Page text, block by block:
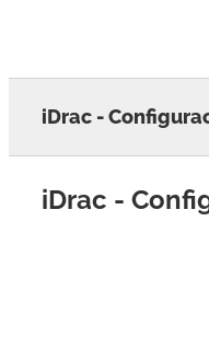
iDrac -
iDrac -